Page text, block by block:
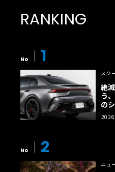
RANKING
No 1
スク
絶
う
の
No 2
ニュ